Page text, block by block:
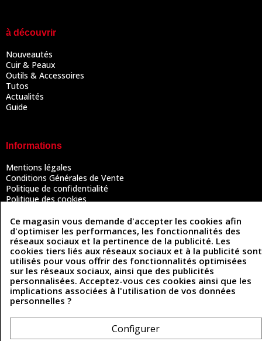
à découvrir
Nouveautés
Cuir & Peaux
Outils & Accessoires
Tutos
Actualités
Guide
Informations
Mentions légales
Conditions Générales de Vente
Politique de confidentialité
Politique des cookies
Coordonnées
493 Chemin de Catougnac
81300 Graulhet
05 63 34 51 88
contact@cuirenstock.com
Cuirenstock © 2026 - Une création Quatrys 💙
Ce magasin vous demande d'accepter les cookies afin
d'optimiser les performances, les fonctionnalités des
réseaux sociaux et la pertinence de la publicité. Les
cookies tiers liés aux réseaux sociaux et à la publicité sont
utilisés pour vous offrir des fonctionnalités optimisées
sur les réseaux sociaux, ainsi que des publicités
personnalisées. Acceptez-vous ces cookies ainsi que les
implications associées à l'utilisation de vos données
personnelles ?
Configurer